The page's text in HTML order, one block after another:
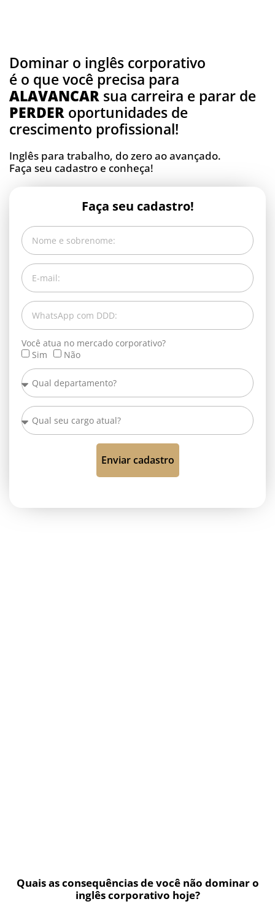
Dominar o inglês corporativo
é o que você precisa para
ALAVANCAR sua carreira e parar de
PERDER oportunidades de
crescimento profissional!
Inglês para trabalho, do zero ao avançado.
Faça seu cadastro e conheça!
Faça seu cadastro!
Você atua no mercado corporativo?
Sim
Não
Enviar cadastro
Quais as consequências de você não dominar o
inglês corporativo hoje?